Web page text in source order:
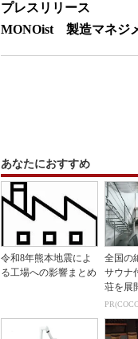
プレスリリース
MONOist 製造マネジ
あなたにおすすめ
令和8年熊本地震によ
る工場への影響まとめ
全国の
サウナ
荘を展